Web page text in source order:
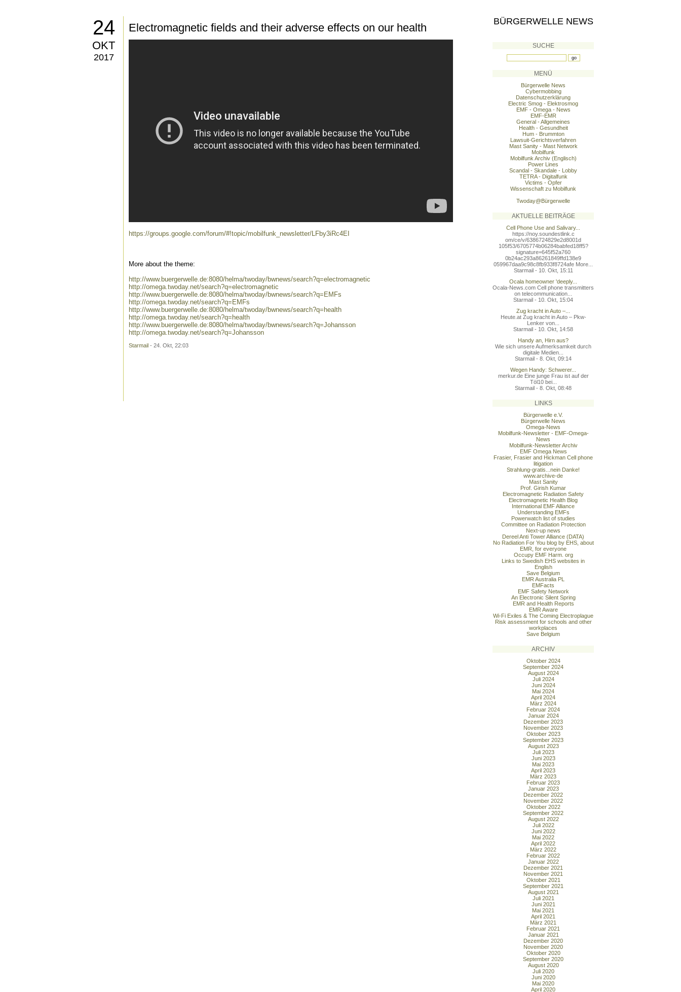
24
OKT
2017
Electromagnetic fields and their adverse effects on our health
https://groups.google.com/forum/#!topic/mobilfunk_newsletter/LFby3iRc4EI
More about the theme:
http://www.buergerwelle.de:8080/helma/twoday/bwnews/search?q=electromagnetic
http://omega.twoday.net/search?q=electromagnetic
http://www.buergerwelle.de:8080/helma/twoday/bwnews/search?q=EMFs
http://omega.twoday.net/search?q=EMFs
http://www.buergerwelle.de:8080/helma/twoday/bwnews/search?q=health
http://omega.twoday.net/search?q=health
http://www.buergerwelle.de:8080/helma/twoday/bwnews/search?q=Johansson
http://omega.twoday.net/search?q=Johansson
Starmail - 24. Okt, 22:03
BÜRGERWELLE NEWS
SUCHE
MENÜ
Bürgerwelle News
Cybermobbing
Datenschutzerklärung
Electric Smog - Elektrosmog
EMF - Omega - News
EMF-EMR
General - Allgemeines
Health - Gesundheit
Hum - Brummton
Lawsuit-Gerichtsverfahren
Mast Sanity - Mast Network
Mobilfunk
Mobilfunk Archiv (Englisch)
Power Lines
Scandal - Skandale - Lobby
TETRA - Digitalfunk
Victims - Opfer
Wissenschaft zu Mobilfunk
Twoday@Bürgerwelle
AKTUELLE BEITRÄGE
Cell Phone Use and Salivary...
https://noy.soundestlink.c
om/ce/v/6386724829e2d8001d
105f53/6705774b06284babfed18ff5?
signature=645f52a760
0b24ac293a86261849ffd138e9
059967daa9c98c8fb933f8724afe More...
Starmail - 10. Okt, 15:11
Ocala homeowner 'deeply...
Ocala-News.com Cell phone transmitters
on telecommunication...
Starmail - 10. Okt, 15:04
Zug kracht in Auto –...
Heute.at Zug kracht in Auto – Pkw-
Lenker von...
Starmail - 10. Okt, 14:58
Handy an, Hirn aus?
Wie sich unsere Aufmerksamkeit durch
digitale Medien...
Starmail - 8. Okt, 09:14
Wegen Handy: Schwerer...
merkur.de Eine junge Frau ist auf der
Töl10 bei...
Starmail - 8. Okt, 08:48
LINKS
Bürgerwelle e.V.
Bürgerwelle News
Omega-News
Mobilfunk-Newsletter - EMF-Omega-
News
Mobilfunk-Newsletter Archiv
EMF Omega News
Frasier, Frasier and Hickman Cell phone
litigation
Strahlung-gratis...nein Danke!
www.archive-de
Mast Sanity
Prof. Girish Kumar
Electromagnetic Radiation Safety
Electromagnetic Health Blog
International EMF Alliance
Understanding EMFs
Powerwatch list of studies
Committee on Radiation Protection
Next-up news
Dereel Anti Tower Alliance (DATA)
No Radiation For You blog by EHS, about
EMR, for everyone
Occupy EMF Harm. org
Links to Swedish EHS websites in
English
Save Belgium
EMR Australia PL
EMFacts
EMF Safety Network
An Electronic Silent Spring
EMR and Health Reports
EMR Aware
Wi-Fi Exiles & The Coming Electroplague
Risk assessment for schools and other
workplaces
Save Belgium
ARCHIV
Oktober 2024
September 2024
August 2024
Juli 2024
Juni 2024
Mai 2024
April 2024
März 2024
Februar 2024
Januar 2024
Dezember 2023
November 2023
Oktober 2023
September 2023
August 2023
Juli 2023
Juni 2023
Mai 2023
April 2023
März 2023
Februar 2023
Januar 2023
Dezember 2022
November 2022
Oktober 2022
September 2022
August 2022
Juli 2022
Juni 2022
Mai 2022
April 2022
März 2022
Februar 2022
Januar 2022
Dezember 2021
November 2021
Oktober 2021
September 2021
August 2021
Juli 2021
Juni 2021
Mai 2021
April 2021
März 2021
Februar 2021
Januar 2021
Dezember 2020
November 2020
Oktober 2020
September 2020
August 2020
Juli 2020
Juni 2020
Mai 2020
April 2020